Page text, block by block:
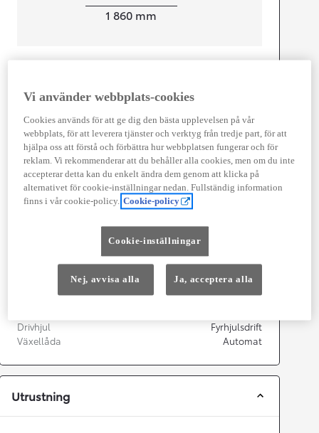
1 860 mm
Motor
Effekt 80kw (217.5 hk)
Acceleration 0-100km/h
6,9
Drivhjul
Fyrhjulsdrift
Växellåda
Automat
Utrustning
Vi använder webbplats-cookies
Cookies används för att ge dig den bästa upplevelsen på vår
webbplats, för att leverera tjänster och verktyg från tredje part, för att
hjälpa oss att förstå och förbättra hur webbplatsen fungerar och för
reklam. Vi rekommenderar att du behåller alla cookies, men om du inte
accepterar detta kan du enkelt ändra dem genom att klicka på
alternativet för cookie-inställningar nedan. Fullständig information
finns i vår cookie-policy. Cookie-policy
Cookie-inställningar
Nej, avvisa alla Ja, acceptera alla